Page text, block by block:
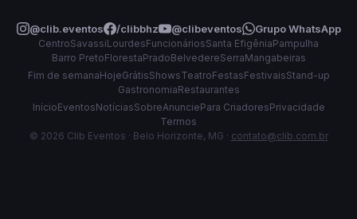
@clib.eventos /clibbhz @clibeventos Grupo WhatsApp
CentroSavassiLourdesFuncionáriosSanta EfigêniaPampulha
Barro PretoFlorestaPradoBelvedereSerraMangabeiras
Fim de semanaHojeGrátisShowsTeatroFestasFestivaisStand-up
GastronomiaRestaurantes
InícioEventosNotíciasSobreAnunciePara CriadoresPrivacidade
Termos
© 2026 Clib Eventos · Belo Horizonte, MG · contato@clib.com.br